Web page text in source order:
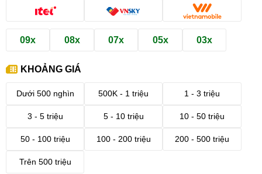
09x 08x 07x 05x 03x
KHOẢNG GIÁ
Dưới 500 nghìn 500K - 1 triệu 1 - 3 triệu
3 - 5 triệu 5 - 10 triệu 10 - 50 triệu
50 - 100 triệu 100 - 200 triệu 200 - 500 triệu
Trên 500 triệu